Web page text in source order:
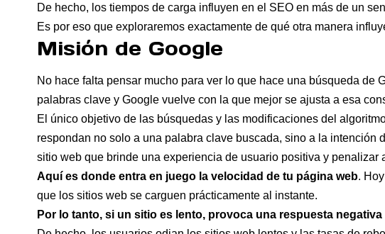
De hecho, los tiempos de carga influyen en el SEO en más de un
Es por eso que exploraremos exactamente de qué otra manera
Misión de Google
No hace falta pensar mucho para ver lo que hace una búsqueda de
palabras clave y Google vuelve con la que mejor se ajusta a esa
El único objetivo de las búsquedas y las modificaciones del
respondan no solo a una palabra clave buscada, sino a la intención
sitio web que brinde una experiencia de usuario positiva y penalizar
Aquí es donde entra en juego la velocidad de tu página web.
que los sitios web se carguen prácticamente al instante.
Por lo tanto, si un sitio es lento, provoca una respuesta